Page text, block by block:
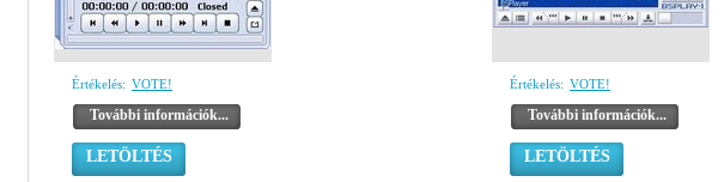
Értékelés: VOTE!
További információk...
LETÖLTÉS
Értékelés: VOTE!
További információk...
LETÖLTÉS